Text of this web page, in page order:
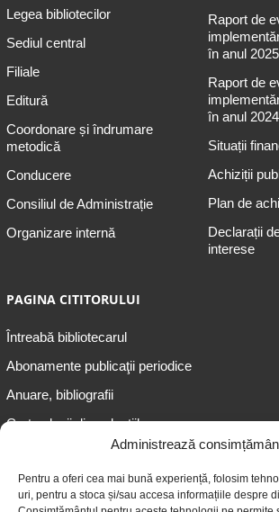
Administrează
Pentru a oferi cea mai bună experiență, folosim
uri, pentru a stoca și/sau accesa informațiile despre
Legea bibliotecilor
Sediul central
Filiale
Editură
Coordonare și îndrumare
metodică
Conducere
Consiliul de Administrație
Organizare internă
Raport de
în anul 2025
Raport de
în anul 2024
Situații
Achiziții
Plan de
Declarații
interese
PAGINA CITITORULUI
Întreabă bibliotecarul
Abonamente publicaţii periodice
Anuare, bibliografii
Cartea lunii din colecțiile
Informații pentru adolescenți